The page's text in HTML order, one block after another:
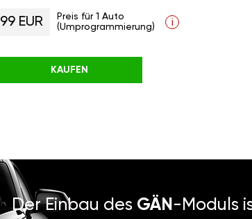
99 EUR
Preis für 1 Auto
(Umprogrammierung)
i
KAUFEN
Der Einbau des GÄN-Moduls